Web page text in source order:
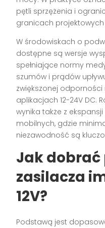
pętli sprzężenia i
granicach
W środowiskach o
dostępne są wersje
spełniające normy
szumów i prądów
zwiększonej
aplikacjach 12-24V DC.
wynika także z
mobilnych, gdzie
niezawodność są
Jak
zasilacza
12V?
Podstawą jest